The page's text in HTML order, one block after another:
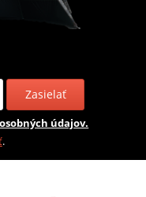
Zasielať
údajov.
.